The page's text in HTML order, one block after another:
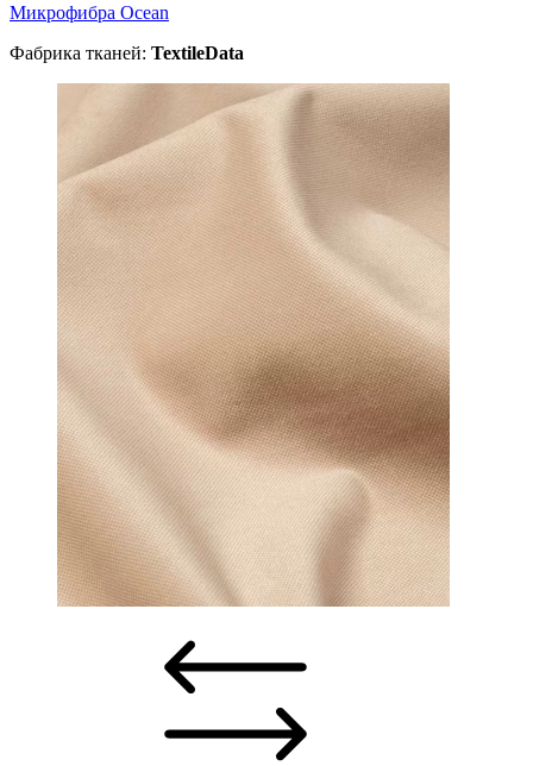
Микрофибра Ocean
Фабрика тканей: TextileData